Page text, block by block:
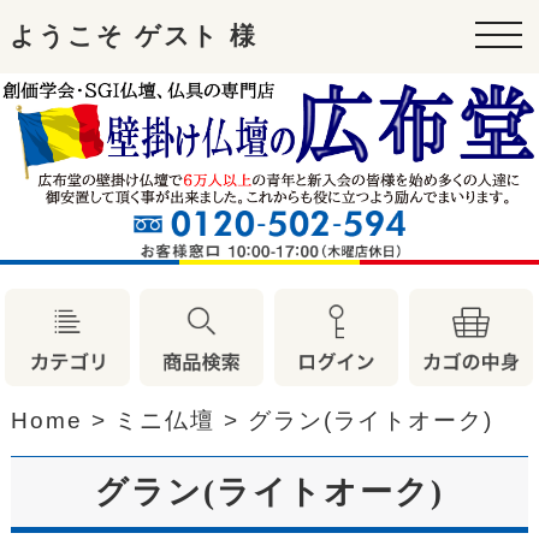
ようこそ ゲスト 様
Home > ミニ仏壇 > グラン(ライトオーク)
グラン(ライトオーク)